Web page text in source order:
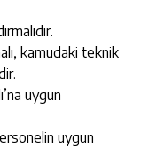
kamudaki teknik
uygun
uygun